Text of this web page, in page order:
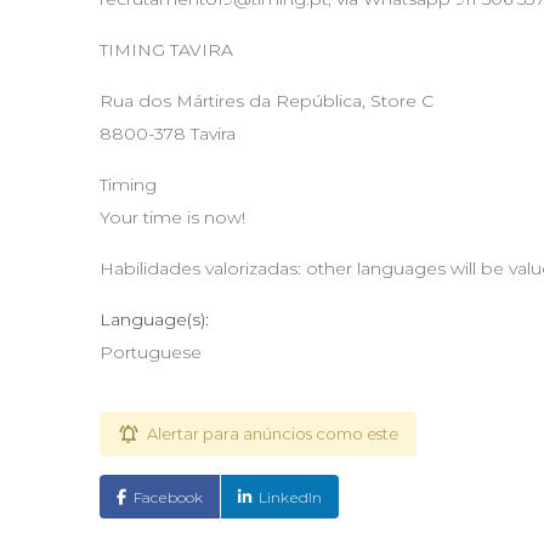
TIMING TAVIRA
Rua dos Mártires da República, Store C
8800-378 Tavira
Timing
Your time is now!
Habilidades valorizadas: other languages will be
Language(s):
Portuguese
Alertar para anúncios como este
Facebook LinkedIn